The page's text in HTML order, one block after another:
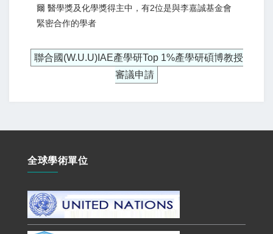
爾 醫學獎及化學獎得主中，有2位是與李嘉誠基金會
緊密合作的學者
聯合國(W.U.U)IAE產學研Top 1%產學研碩博教授
審議申請
全球學術單位